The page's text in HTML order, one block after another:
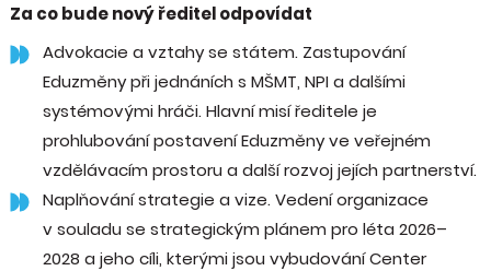
Za co bude nový ředitel odpovídat
Advokacie a vztahy se státem. Zastupování
Eduzměny při jednáních s MŠMT, NPI a dalšími
systémovými hráči. Hlavní misí ředitele je
prohlubování postavení Eduzměny ve veřejném
vzdělávacím prostoru a další rozvoj jejích partnerství.
Naplňování strategie a vize. Vedení organizace
v souladu se strategickým plánem pro léta 2026–
2028 a jeho cíli, kterými jsou vybudování Center